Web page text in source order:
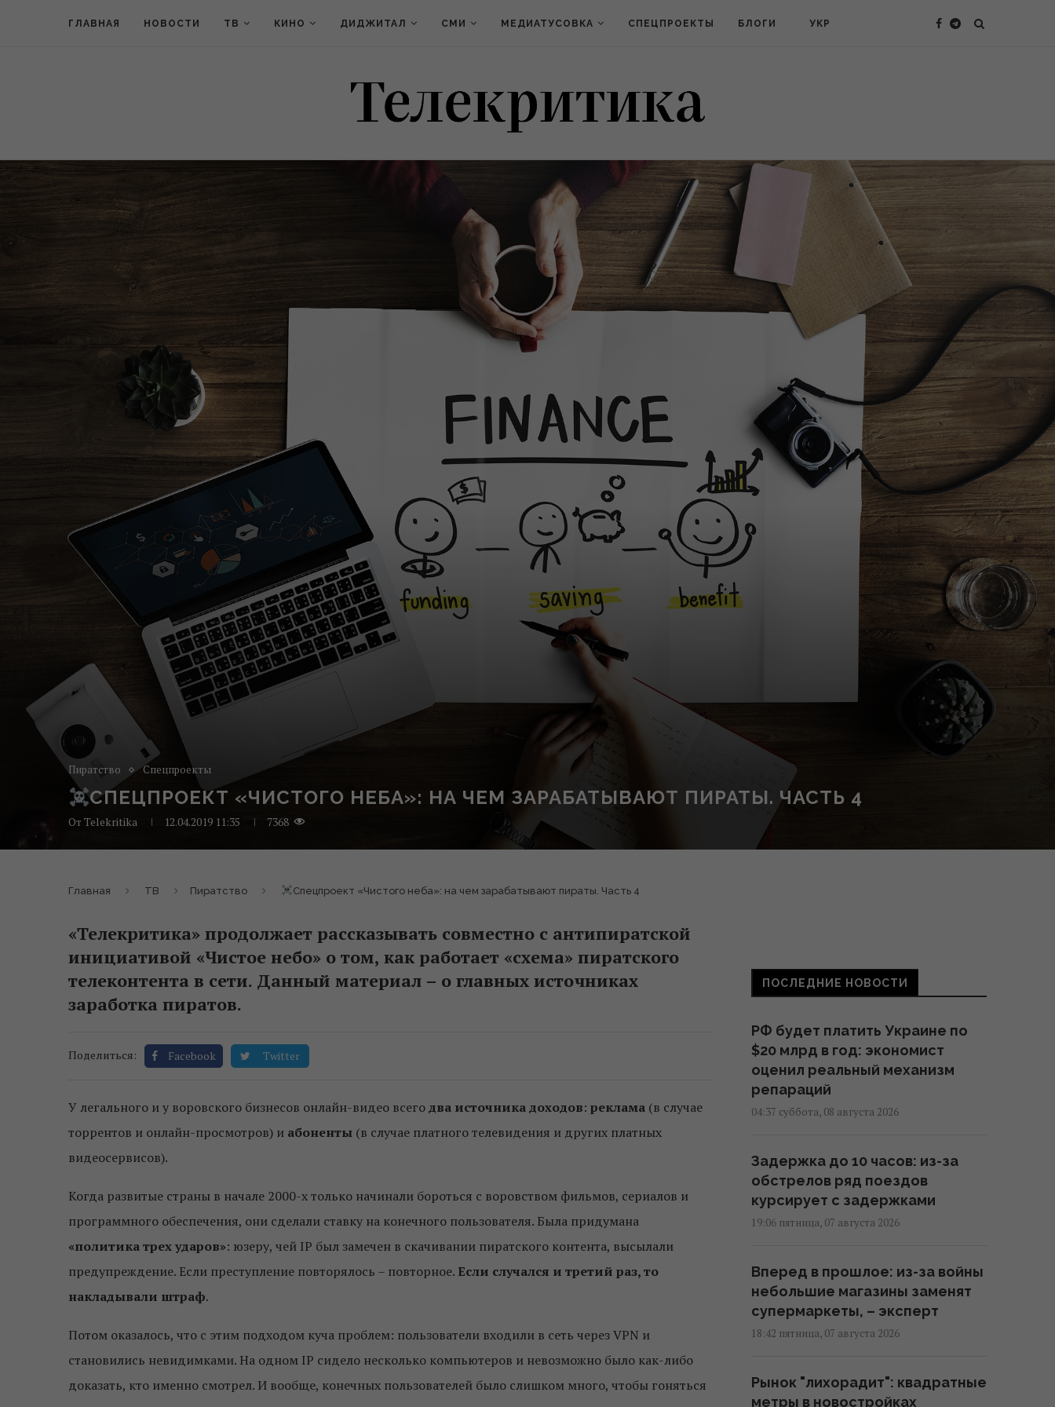
ГЛАВНАЯ НОВОСТИ ТВ КИНО ДИДЖИТАЛ СМИ МЕДИАТУСОВКА СПЕЦПРОЕКТЫ БЛОГИ УКР
Пиратство Спецпроекты
СПЕЦПРОЕКТ «ЧИСТОГО НЕБА»: НА ЧЕМ ЗАРАБАТЫВАЮТ ПИРАТЫ. ЧАСТЬ 4
ОтTelekritika 12.04.2019 11:35 7368
Главная ТВ Пиратство Спецпроект «Чистого неба»: на чем зарабатывают пираты. Часть 4
«Телекритика» продолжает рассказывать совместно с антипиратской
инициативой «Чистое небо» о том, как работает «схема» пиратского
телеконтента в сети. Данный материал – о главных источниках
заработка пиратов.
Поделиться: Facebook Twitter
У легального и у воровского бизнесов онлайн-видео всегодва источника доходов: реклама (в случае
торрентов и онлайн-просмотров) и абоненты (в случае платного телевидения и других платных
видеосервисов).
Когда развитые страны в начале 2000-х только начинали бороться с воровством фильмов, сериалов и
программного обеспечения, они сделали ставку на конечного пользователя. Была придумана
«политика трех ударов»: юзеру, чей IP был замечен в скачивании пиратского контента, высылали
предупреждение. Если преступление повторялось – повторное. Если случался и третий раз, то
накладывали штраф.
Потом оказалось, что с этим подходом куча проблем: пользователи входили в сеть через VPN и
становились невидимками. На одном IP сидело несколько компьютеров и невозможно было как-либо
доказать, кто именно смотрел. И вообще, конечных пользователей было слишком много, чтобы гоняться
ПОСЛЕДНИЕ НОВОСТИ
РФ будет платить Украине по
$20 млрд в год: экономист
оценил реальный механизм
репараций
04:37 суббота, 08 августа 2026
Задержка до 10 часов: из-за
обстрелов ряд поездов
курсирует с задержками
19:06 пятница, 07 августа 2026
Вперед в прошлое: из-за войны
небольшие магазины заменят
супермаркеты, – эксперт
18:42 пятница, 07 августа 2026
Рынок "лихорадит": квадратные
метры в новостройках